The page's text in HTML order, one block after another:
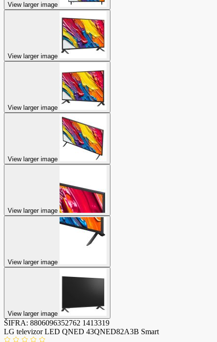
View larger image
View larger image
View larger image
View larger image
View larger image
View larger image
View larger image
ŠIFRA: 8806096352762 1413319
LG televizor LED QNED 43QNED82A3B Smart